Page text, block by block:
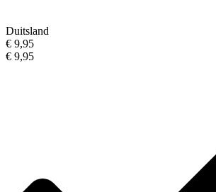
Duitsland
€ 9,95
€ 9,95